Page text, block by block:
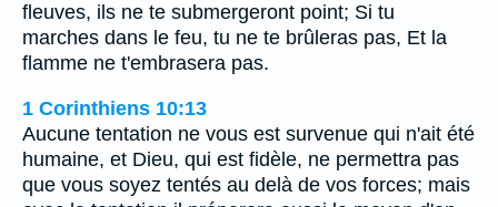
fleuves, ils ne te submergeront point; Si tu
marches dans le feu, tu ne te brûleras pas, Et la
flamme ne t'embrasera pas.
1 Corinthiens 10:13
Aucune tentation ne vous est survenue qui n'ait été
humaine, et Dieu, qui est fidèle, ne permettra pas
que vous soyez tentés au delà de vos forces; mais